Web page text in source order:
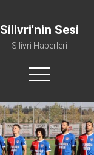
Silivri'nin Sesi
Silivri Haberleri
m
e
ü
y
ü
a
ç
facebook youtube silivri@silivrininsesi1.com whatsapp
Manifesto